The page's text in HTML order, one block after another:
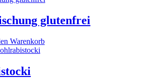
glutenfrei
Warenkorb